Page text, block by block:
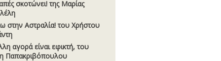
σκοτώνει! της Μαρίας
στην Αστραλία! του Χρήστου
αγορά είναι εφικτή, του
Παπακριβόπουλου